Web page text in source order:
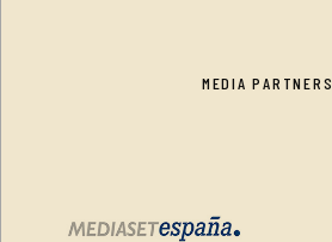
MEDIA PARTNERS